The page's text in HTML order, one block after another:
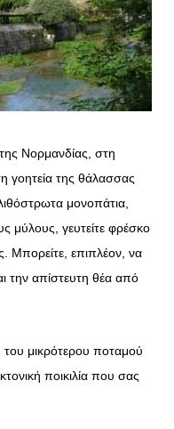
Νορμανδίας, στη
γοητεία της θάλασσας
μονοπάτια,
μύλους, γευτείτε φρέσκο
Μπορείτε, επιπλέον, να
την απίστευτη θέα από
μικρότερου ποταμού
ποικιλία που σας